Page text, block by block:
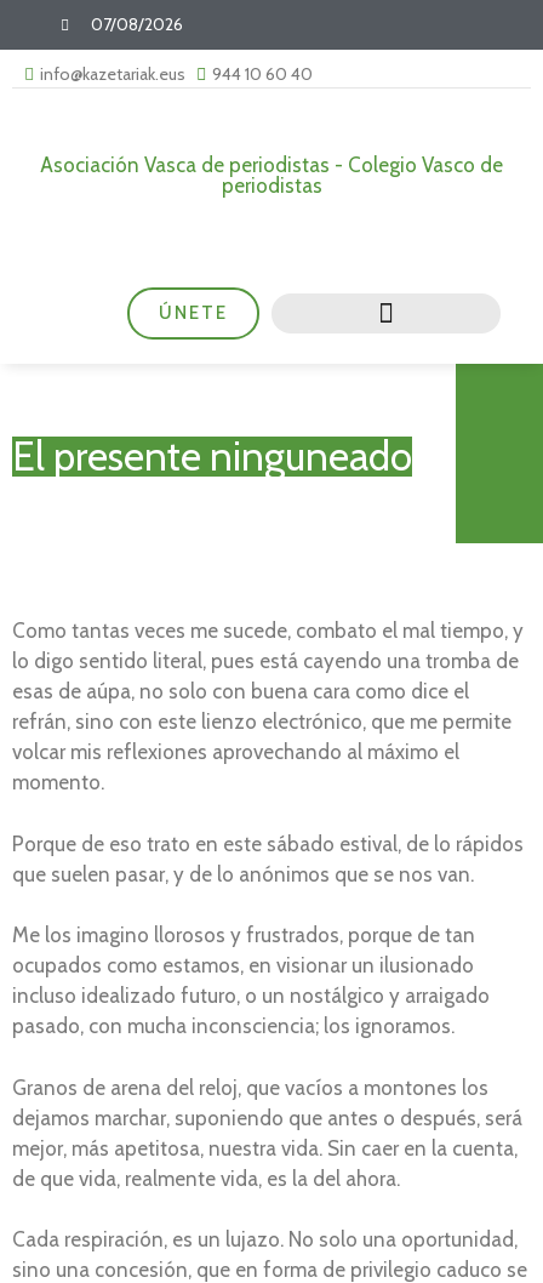
07/08/2026
info@kazetariak.eus 944 10 60 40
Asociación Vasca de periodistas - Colegio Vasco de
periodistas
ÚNETE
El presente ninguneado
Como tantas veces me sucede, combato el mal tiempo, y
lo digo sentido literal, pues está cayendo una tromba de
esas de aúpa, no solo con buena cara como dice el
refrán, sino con este lienzo electrónico, que me permite
volcar mis reflexiones aprovechando al máximo el
momento.
Porque de eso trato en este sábado estival, de lo rápidos
que suelen pasar, y de lo anónimos que se nos van.
Me los imagino llorosos y frustrados, porque de tan
ocupados como estamos, en visionar un ilusionado
incluso idealizado futuro, o un nostálgico y arraigado
pasado, con mucha inconsciencia; los ignoramos.
Granos de arena del reloj, que vacíos a montones los
dejamos marchar, suponiendo que antes o después, será
mejor, más apetitosa, nuestra vida. Sin caer en la cuenta,
de que vida, realmente vida, es la del ahora.
Cada respiración, es un lujazo. No solo una oportunidad,
sino una concesión, que en forma de privilegio caduco se